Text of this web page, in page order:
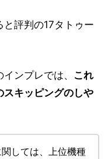
評判の17タトゥー
ンプレでは、
これ
スキッピングのしや
しては、上位機種